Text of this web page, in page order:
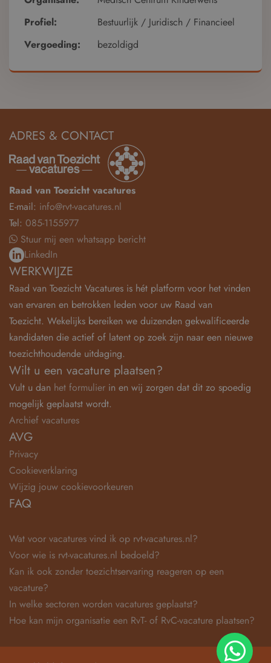
Profiel:
Bestuurlijk / Juridisch / Financieel
Vergoeding:
bezoldigd
ADRES & CONTACT
Raad van Toezicht vacatures
E-mail: info@rvt-vacatures.nl
Tel: 085-1155977
Stuur mij een whatsapp bericht
LinkedIn
WERKWIJZE
Raad van Toezicht Vacatures is hét platform voor het vinden
van ervaren en betrokken leden voor uw Raad van
Toezicht. Wekelijks bereiken we duizenden gekwalificeerde
kandidaten die actief of latent op zoek zijn naar een nieuwe
toezichthoudende uitdaging.
Wilt u een vacature plaatsen?
Vult u dan het formulier in en wij zorgen dat dit zo spoedig
mogelijk geplaatst wordt.
Archief vacatures
AVG
Privacy
Cookieverklaring
Wijzig jouw cookievoorkeuren
FAQ
Wat voor vacatures vind ik op rvt-vacatures.nl?
Voor wie is rvt-vacatures.nl bedoeld?
Kan ik ook zonder toezichtservaring reageren op een
vacature?
In welke sectoren worden vacatures geplaatst?
Hoe kan mijn organisatie een RvT- of RvC-vacature plaatsen?